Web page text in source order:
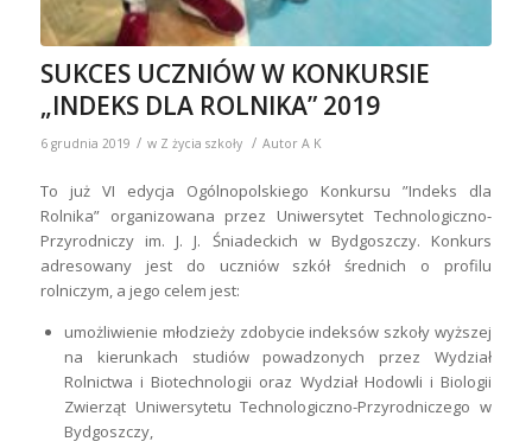
SUKCES UCZNIÓW W KONKURSIE
„INDEKS DLA ROLNIKA” 2019
6 grudnia 2019 / w Z życia szkoły / Autor A K
To już VI edycja Ogólnopolskiego Konkursu ”Indeks dla
Rolnika” organizowana przez Uniwersytet Technologiczno-
Przyrodniczy im. J. J. Śniadeckich w Bydgoszczy. Konkurs
adresowany jest do uczniów szkół średnich o profilu
rolniczym, a jego celem jest:
umożliwienie młodzieży zdobycie indeksów szkoły wyższej
na kierunkach studiów powadzonych przez Wydział
Rolnictwa i Biotechnologii oraz Wydział Hodowli i Biologii
Zwierząt Uniwersytetu Technologiczno-Przyrodniczego w
Bydgoszczy,